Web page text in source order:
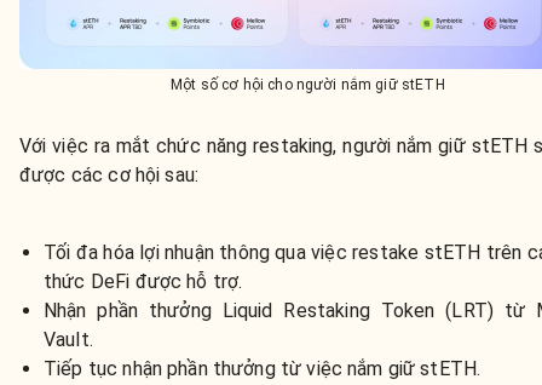
Một số cơ hội cho người nắm giữ stETH
Với việc ra mắt chức năng restaking, người nắm giữ stETH
được các cơ hội sau:
Tối đa hóa lợi nhuận thông qua việc restake stETH trên
thức DeFi được hỗ trợ.
Nhận phần thưởng Liquid Restaking Token (LRT) từ
Vault.
Tiếp tục nhận phần thưởng từ việc nắm giữ stETH.